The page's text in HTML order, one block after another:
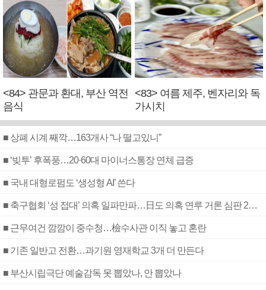
<84> 관문과 환대, 부산 역전
음식
<83> 여름 제주, 벤자리와 독
가시치
■ 상폐 시계 째깍…163개사 “나 떨고있니”
■ ‘빚투’ 후폭풍…20·60대 마이너스통장 연체 급증
■ 국내 대형로펌도 ‘생성형 AI’ 쓴다
■ 축구협회 ‘성 접대’ 의혹 일파만파…日도 의혹 연루 거론 심판 2명 조사
■ 근무여건 깜깜이 중수청…檢수사관 이직 놓고 혼란
■ 기존 일반고 전환…과기원 영재학교 3개 더 만든다
■ 부산시립극단 예술감독 못 뽑았나, 안 뽑았나